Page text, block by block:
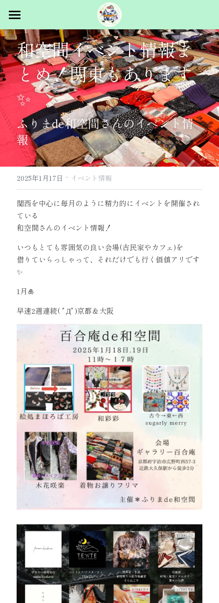
トップ
概要
イベント概要
主催者挨拶
スタッフ募集
出展者向け
マルシェ出展
パフォーマンス出展
過去ログ
2025.5.31 vol.1 in浅草
2026.1.24 vol.2 浜松町
2026.5.23-24 vol.3 浅草
コラム
お問合せ
和空間イベント情報ま
とめ！関東もあります
✨
ふりまde和空間さんのイベント情
報
2025年1月17日 · イベント情報
関西を中心に毎月のように精力的にイベントを開催され
ている
和空間さんのイベント情報！
いつもとても雰囲気の良い会場(古民家やカフェ)を
借りていらっしゃって、それだけでも行く価値アリです
✨
1月🎍
早速2週連続( ﾟДﾟ)京都＆大阪